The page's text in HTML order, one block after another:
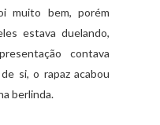
muito bem, porém
estava duelando,
contava
si, o rapaz acabou
berlinda.